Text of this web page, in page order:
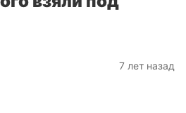
7 лет назад